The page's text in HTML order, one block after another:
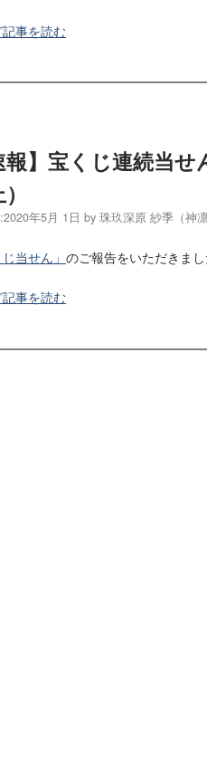
事を読む
報】宝くじ連続当
2020年5月 1日 by 珠玖深原 紗季（神凛
じ当せん」 のご報告をいただきまし
事を読む